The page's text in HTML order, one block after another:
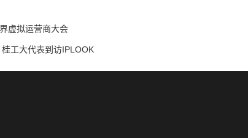
虚拟运营商大会
工大代表到访IPLOOK